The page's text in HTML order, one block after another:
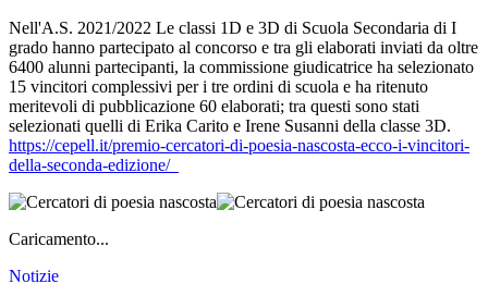
Nell'A.S. 2021/2022 Le classi 1D e 3D di Scuola Secondaria di I
grado hanno partecipato al concorso e tra gli elaborati inviati da oltre
6400 alunni partecipanti, la commissione giudicatrice ha selezionato
15 vincitori complessivi per i tre ordini di scuola e ha ritenuto
meritevoli di pubblicazione 60 elaborati; tra questi sono stati
selezionati quelli di Erika Carito e Irene Susanni della classe 3D.
https://cepell.it/premio-cercatori-di-poesia-nascosta-ecco-i-vincitori-
della-seconda-edizione/
Caricamento...
Notizie